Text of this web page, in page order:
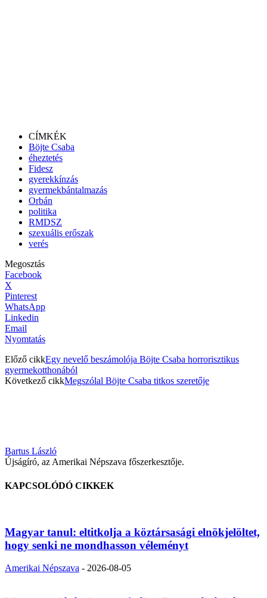
CÍMKÉK
Böjte Csaba
éheztetés
Fidesz
gyerekkínzás
gyermekbántalmazás
Orbán
politika
RMDSZ
szexuális erőszak
verés
Megosztás
Facebook
X
Pinterest
WhatsApp
Linkedin
Email
Nyomtatás
Előző cikkEgy nevelő beszámolója Böjte Csaba horrorisztikus
gyermekotthonából
Következő cikkMegszólal Böjte Csaba titkos szeretője
Bartus László
Újságíró, az Amerikai Népszava főszerkesztője.
KAPCSOLÓDÓ CIKKEK
Magyar tanul: eltitkolja a köztársasági elnökjelöltet,
hogy senki ne mondhasson véleményt
Amerikai Népszava - 2026-08-05